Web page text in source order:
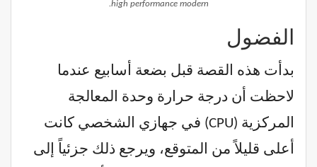
high performance modern.
الفضول
بدأت هذه القصة قبل بضعة أسابيع عندما
لاحظت أن درجة حرارة وحدة المعالجة
المركزية (CPU) في جهازي الشخصي كانت
أعلى قليلاً من المتوقع، ويرجع ذلك جزئياً إلى